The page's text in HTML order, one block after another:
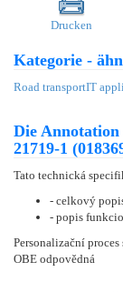
Drucken
Kategorie -
Road transportIT
Die Annotation
21719-1
Tato technická
- celkový
- popis
Personalizační
OBE odpovědná